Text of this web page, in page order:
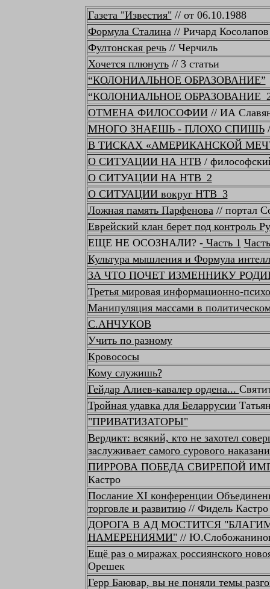
Газета "Известия"// от 06.10.1988
Формула Сталина// Ричард
Фултонская речь// Черчиль
Хочется плюнуть// 3 статьи
“КОЛОНИАЛЬНОЕ ОБРАЗОВАНИЕ”
“КОЛОНИАЛЬНОЕ
ОТМЕНА ФИЛОСОФИИ// ИА
МНОГО ЗНАЕШЬ - ПЛОХО СПИШЬ
В ТИСКАХ «АМЕРИКАНСКОЙ
О СИТУАЦИИ НА НТВ /
О СИТУАЦИИ НА НТВ_2
О СИТУАЦИИ вокруг НТВ_3
Ложная память Парфенова// портал
Еврейский клан берет под контроль
ЕЩЕ НЕ ОСОЗНАЛИ? -Часть 1
Культура мышления и Формула
ЗА ЧТО ПОЧЕТ ИЗМЕННИКУ
Третья мировая информационно-
Манипуляция массами в
С.АНЧУКОВ
Учить по разному
Кровососы
Кому служишь?
Гейдар Алиев-кавалер ордена...
Тройная удавка для Беларрусии
"ПРИВАТИЗАТОРЫ"
Вердикт: всякий, кто не захотел
заслуживает самого сурового
ПИРРОВА ПОБЕДА СВИРЕПОЙ
Кастро
Послание XI конференции
торговле и развитию// Фидель Кастро
ДОРОГА В АД МОСТИТСЯ
НАМЕРЕНИЯМИ"//
Ещё раз о миражах россиянского
Орешек
Герр Баювар, вы не поняли темы